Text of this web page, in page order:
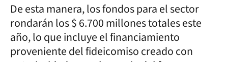
De esta manera, los fondos para el sector
rondarán los $ 6.700 millones totales este
año, lo que incluye el financiamiento
proveniente del fideicomiso creado con